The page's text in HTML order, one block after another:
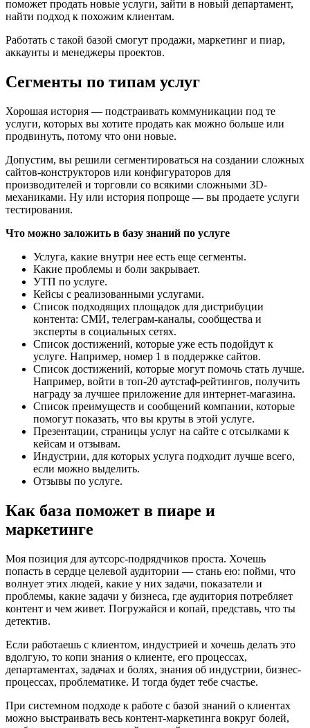
поможет продать новые услуги, зайти в новый департамент,
найти подход к похожим клиентам.
Работать с такой базой смогут продажи, маркетинг и пиар,
аккаунты и менеджеры проектов.
Сегменты по типам услуг
Хорошая история — подстраивать коммуникации под те
услуги, которых вы хотите продать как можно больше или
продвинуть, потому что они новые.
Допустим, вы решили сегментироваться на создании сложных
сайтов-конструкторов или конфигураторов для
производителей и торговли со всякими сложными 3D-
механиками. Ну или история попроще — вы продаете услуги
тестирования.
Что можно заложить в базу знаний по услуге
Услуга, какие внутри нее есть еще сегменты.
Какие проблемы и боли закрывает.
УТП по услуге.
Кейсы с реализованными услугами.
Список подходящих площадок для дистрибуции
контента: СМИ, телеграм-каналы, сообщества и
эксперты в социальных сетях.
Список достижений, которые уже есть подойдут к
услуге. Например, номер 1 в поддержке сайтов.
Список достижений, которые могут помочь стать лучше.
Например, войти в топ-20 аутстаф-рейтингов, получить
награду за лучшее приложение для интернет-магазина.
Список преимуществ и сообщений компании, которые
помогут показать, что вы круты в этой услуге.
Презентации, страницы услуг на сайте с отсылками к
кейсам и отзывам.
Индустрии, для которых услуга подходит лучше всего,
если можно выделить.
Отзывы по услуге.
Как база поможет в пиаре и
маркетинге
Моя позиция для аутсорс-подрядчиков проста. Хочешь
попасть в сердце целевой аудитории — стань ею: пойми, что
волнует этих людей, какие у них задачи, показатели и
проблемы, какие задачи у бизнеса, где аудитория потребляет
контент и чем живет. Погружайся и копай, представь, что ты
детектив.
Если работаешь с клиентом, индустрией и хочешь делать это
вдолгую, то копи знания о клиенте, его процессах,
департаментах, задачах и болях, знания об индустрии, бизнес-
процессах, проблематике. И тогда будет тебе счастье.
При системном подходе к работе с базой знаний о клиентах
можно выстраивать весь контент-маркетинга вокруг болей,